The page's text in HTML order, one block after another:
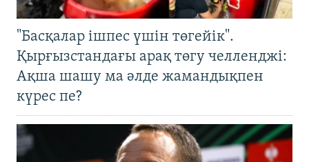
"Басқалар ішпес үшін төгейік".
Қырғызстандағы арақ төгу челленджі:
Ақша шашу ма әлде жамандықпен
күрес пе?